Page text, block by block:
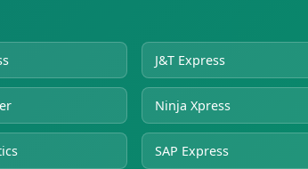
J&T Express
Ninja Xpress
SAP Express